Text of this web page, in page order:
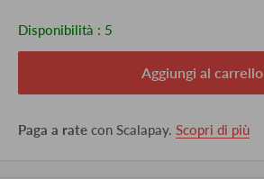
Disponibilità : 5
Aggiungi al carrello
Paga a rate con Scalapay. Scopri di più